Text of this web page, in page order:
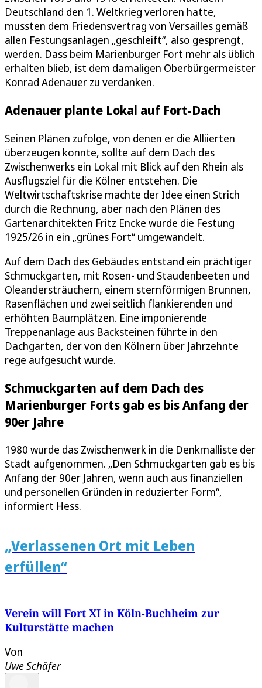
Deutschland den 1. Weltkrieg verloren hatte,
mussten dem Friedensvertrag von Versailles gemäß
allen Festungsanlagen „geschleift“, also gesprengt,
werden. Dass beim Marienburger Fort mehr als üblich
erhalten blieb, ist dem damaligen Oberbürgermeister
Konrad Adenauer zu verdanken.
Adenauer plante Lokal auf Fort-Dach
Seinen Plänen zufolge, von denen er die Alliierten
überzeugen konnte, sollte auf dem Dach des
Zwischenwerks ein Lokal mit Blick auf den Rhein als
Ausflugsziel für die Kölner entstehen. Die
Weltwirtschaftskrise machte der Idee einen Strich
durch die Rechnung, aber nach den Plänen des
Gartenarchitekten Fritz Encke wurde die Festung
1925/26 in ein „grünes Fort“ umgewandelt.
Auf dem Dach des Gebäudes entstand ein prächtiger
Schmuckgarten, mit Rosen- und Staudenbeeten und
Oleandersträuchern, einem sternförmigen Brunnen,
Rasenflächen und zwei seitlich flankierenden und
erhöhten Baumplätzen. Eine imponierende
Treppenanlage aus Backsteinen führte in den
Dachgarten, der von den Kölnern über Jahrzehnte
rege aufgesucht wurde.
Schmuckgarten auf dem Dach des
Marienburger Forts gab es bis Anfang der
90er Jahre
1980 wurde das Zwischenwerk in die Denkmalliste der
Stadt aufgenommen. „Den Schmuckgarten gab es bis
Anfang der 90er Jahren, wenn auch aus finanziellen
und personellen Gründen in reduzierter Form“,
informiert Hess.
„Verlassenen Ort mit Leben
erfüllen“
Verein will Fort XI in Köln-Buchheim zur
Kulturstätte machen
Von
Uwe Schäfer